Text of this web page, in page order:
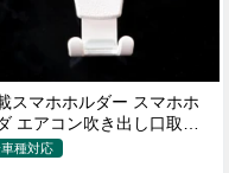
スマホホルダー スマホホ
エアコン吹き出し口取り
全機種 可愛い アニメ
種対応